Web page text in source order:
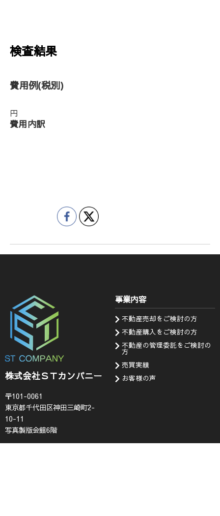
検査結果
費用例(税別)
円
費用内訳
株式会社ＳＴカンパニー
〒101-0061
東京都千代田区神田三崎町2-
10-11
写真製版会館6階
事業内容
不動産売却をご検討の方
不動産購入をご検討の方
不動産の管理委託をご検討の
方
売買実績
お客様の声